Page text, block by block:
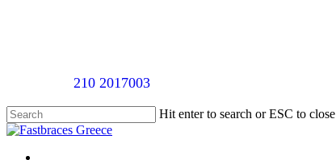
210 2017003
Hit enter to search or ESC to close
Close